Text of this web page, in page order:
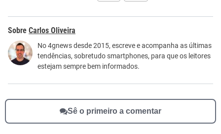
Este conteúdo contém informação incorreta
Este conteúdo não tem a informação que procuro
Outro
Carlos Oliveira
No 4gnews desde 2015, escreve e acompanha as últimas
tendências, sobretudo smartphones, para que os leitores
estejam sempre bem informados.
Sê o primeiro a comentar